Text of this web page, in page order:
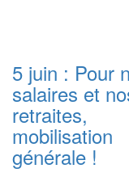
5 juin : Pour
salaires et
retraites,
mobilisation
générale !